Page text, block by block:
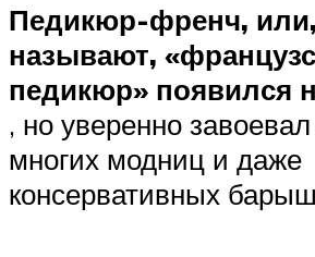
Педикюр-френч, или,
называют,
педикюр» появился
, но уверенно
многих модниц и даже
консервативных